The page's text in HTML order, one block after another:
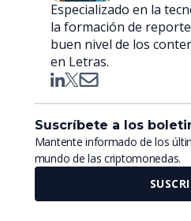
Especializado en la
la formación de
buen nivel de los
en Letras.
Suscríbete a los
Mantente informado de los
mundo de las criptomonedas.